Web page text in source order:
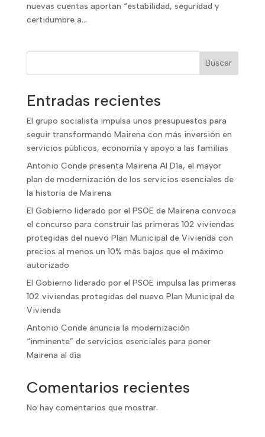
nuevas cuentas aportan “estabilidad, seguridad y
certidumbre a...
Buscar
Entradas recientes
El grupo socialista impulsa unos presupuestos para
seguir transformando Mairena con más inversión en
servicios públicos, economía y apoyo a las familias
Antonio Conde presenta Mairena Al Día, el mayor
plan de modernización de los servicios esenciales de
la historia de Mairena
El Gobierno liderado por el PSOE de Mairena convoca
el concurso para construir las primeras 102 viviendas
protegidas del nuevo Plan Municipal de Vivienda con
precios al menos un 10% más bajos que el máximo
autorizado
El Gobierno liderado por el PSOE impulsa las primeras
102 viviendas protegidas del nuevo Plan Municipal de
Vivienda
Antonio Conde anuncia la modernización
“inminente” de servicios esenciales para poner
Mairena al día
Comentarios recientes
No hay comentarios que mostrar.